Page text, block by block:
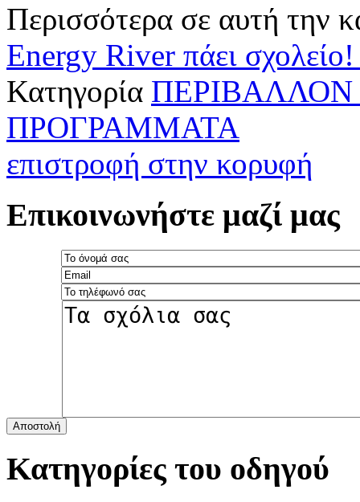
Περισσότερα σε αυτή την
Energy River πάει
Κατηγορία ΠΕΡΙΒΑΛΛΟΝ
ΠΡΟΓΡΑΜΜΑΤΑ
επιστροφή στην κορυφή
Επικοινωνήστε μαζί μας
Αποστολή
Κατηγορίες του οδηγού